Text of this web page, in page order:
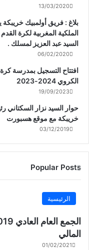
13/03/2020
بلاغ : فريق أولمبيك
الملكية المغربية لكرة
السيد عبد العزيز لمسلك .
06/02/2020
افتتاح التسجيل بمدرسة
الكروي 2024-2023
19/09/2023
حوار السيد نزار السكتاني
خريبكة مع موقع هسبورت
03/12/2019
Popular Posts
الرئيسية
المالي
01/02/2021